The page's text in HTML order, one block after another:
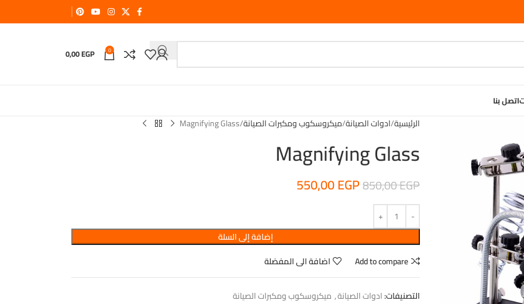
0
0,00EGP
اتصل بنا
الرئيسية ادوات الصيانة ميكروسكوب ومكبرات الصيانة Magnifying Glass
Magnifying Glass
850,00EGP
550,00EGP
إضافة إلى السلة
Add to compare
اضافة الى المفضلة
التصنيفات:ادوات الصيانة, ميكروسكوب ومكبرات الصيانة